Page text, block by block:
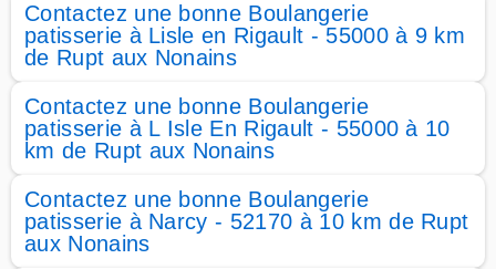
Contactez une bonne Boulangerie
patisserie à Lisle en Rigault - 55000 à 9 km
de Rupt aux Nonains
Contactez une bonne Boulangerie
patisserie à L Isle En Rigault - 55000 à 10
km de Rupt aux Nonains
Contactez une bonne Boulangerie
patisserie à Narcy - 52170 à 10 km de Rupt
aux Nonains